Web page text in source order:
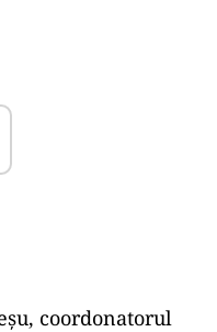
coordonatorul